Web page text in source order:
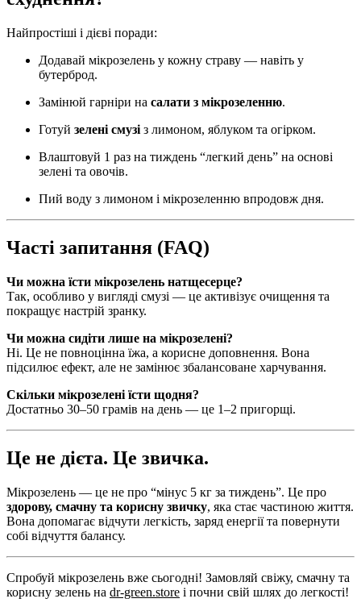
Найпростіші і дієві поради:
Додавай мікрозелень у кожну страву — навіть у
бутерброд.
Замінюй гарніри на салати з мікрозеленню.
Готуй зелені смузі з лимоном, яблуком та огірком.
Влаштовуй 1 раз на тиждень “легкий день” на основі
зелені та овочів.
Пий воду з лимоном і мікрозеленню впродовж дня.
Часті запитання (FAQ)
Чи можна їсти мікрозелень натщесерце?
Так, особливо у вигляді смузі — це активізує очищення та
покращує настрій зранку.
Чи можна сидіти лише на мікрозелені?
Ні. Це не повноцінна їжа, а корисне доповнення. Вона
підсилює ефект, але не замінює збалансоване харчування.
Скільки мікрозелені їсти щодня?
Достатньо 30–50 грамів на день — це 1–2 пригорщі.
Це не дієта. Це звичка.
Мікрозелень — це не про “мінус 5 кг за тиждень”. Це про
здорову, смачну та корисну звичку, яка стає частиною життя.
Вона допомагає відчути легкість, заряд енергії та повернути
собі відчуття балансу.
Спробуй мікрозелень вже сьогодні! Замовляй свіжу, смачну та
корисну зелень на dr-green.store і почни свій шлях до легкості!